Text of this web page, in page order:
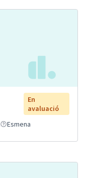
En
avaluació
Esmena